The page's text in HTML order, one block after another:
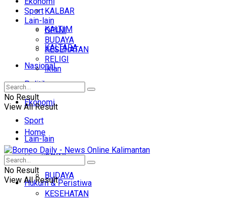
KALBAR
KALTIM
KALTARA
Nasional
Politik
Ekonomi
Sport
Lain-lain
OPINI
BUDAYA
KESEHATAN
Sport
Lain-lain
OPINI
BUDAYA
KESEHATAN
RELIGI
Iklan
No Result
View All Result
Home
Headline
Hukum & Peristiwa
No Result
View All Result